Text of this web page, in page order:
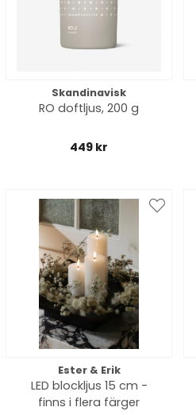
Skandinavisk
RO doftljus, 200 g
449 kr
Ester & Erik
LED blockljus 15 cm -
finns i flera färger